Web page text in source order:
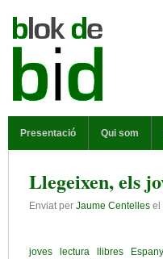
Presentació Qui som
Llegeixen, els
Enviat per Jaume Centelles el
joves lectura llibres